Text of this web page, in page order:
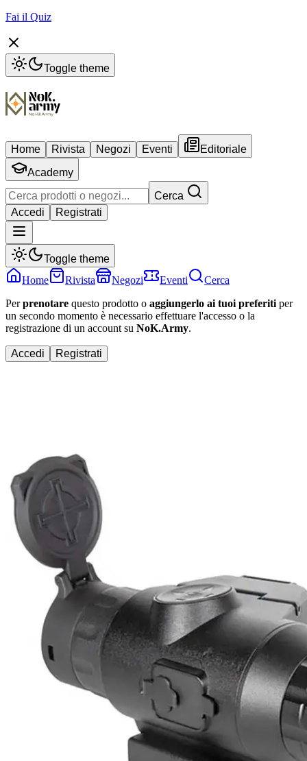
Fai il Quiz
Toggle theme
Home Rivista Negozi Eventi
Editoriale
Academy
Cerca
Accedi
Registrati
Toggle theme
Home
Rivista Negozi Eventi
Cerca
Perprenotare questo prodotto o aggiungerlo ai tuoi preferiti per
un secondo momento è necessario effettuare l'accesso o la
registrazione di un account su NoK.Army.
Accedi Registrati